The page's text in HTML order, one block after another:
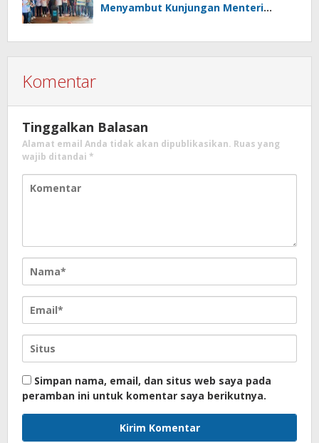
Menyambut Kunjungan Menteri
Komentar
Tinggalkan Balasan
Alamat email Anda tidak akan dipublikasikan. Ruas yang
wajib ditandai *
Simpan nama, email, dan situs web saya pada
peramban ini untuk komentar saya berikutnya.